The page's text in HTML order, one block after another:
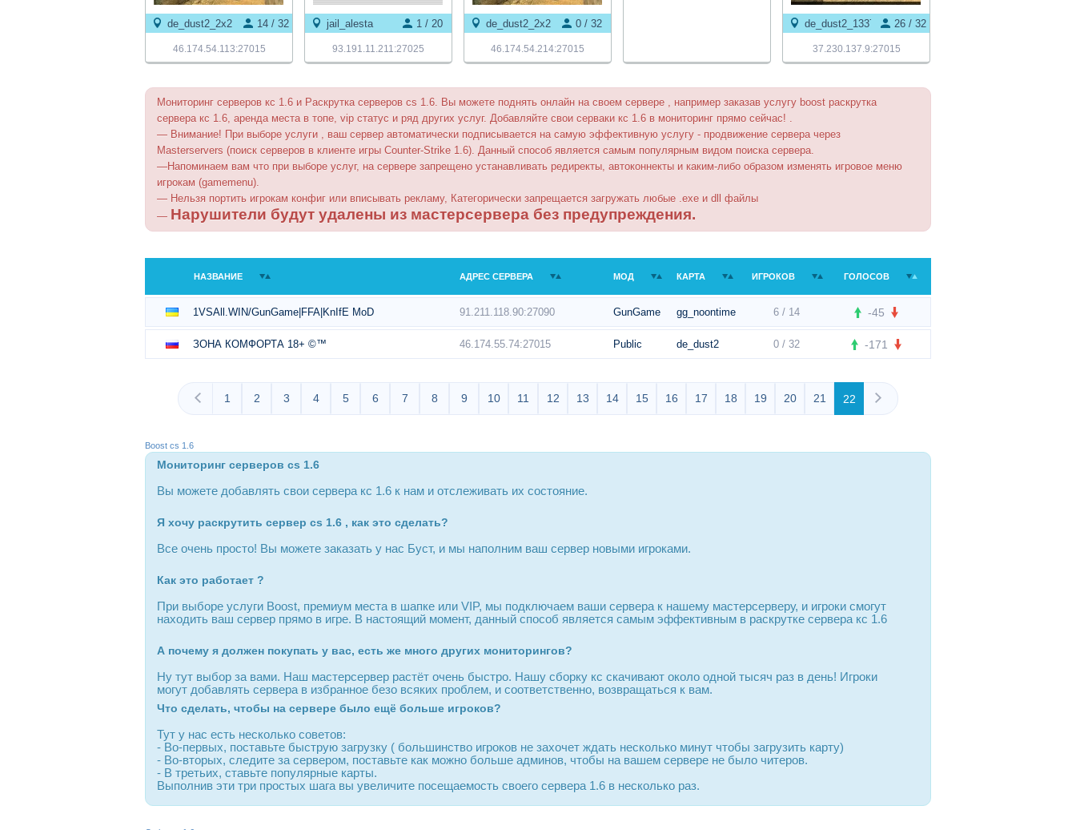
14 / 32
de_dust2_2x2
46.174.54.113:27015
1 / 20
jail_alesta
93.191.11.211:27025
0 / 32
de_dust2_2x2
46.174.54.214:27015
26 / 32
de_dust2_1337
37.230.137.9:27015
Мониторинг серверов кс 1.6 и Раскрутка серверов cs 1.6. Вы можете поднять онлайн на своем сервере , например заказав услугу boost раскрутка
сервера кс 1.6, аренда места в топе, vip статус и ряд других услуг. Добавляйте свои серваки кс 1.6 в мониторинг прямо сейчас! .
— Внимание! При выборе услуги , ваш сервер автоматически подписывается на самую эффективную услугу - продвижение сервера через
Masterservers (поиск серверов в клиенте игры Counter-Strike 1.6). Данный способ является самым популярным видом поиска сервера.
—Напоминаем вам что при выборе услуг, на сервере запрещено устанавливать редиректы, автоконнекты и каким-либо образом изменять игровое меню
игрокам (gamemenu).
— Нельзя портить игрокам конфиг или вписывать рекламу, Категорически запрещается загружать любые .exe и dll файлы
— Нарушители будут удалены из мастерсервера без предупреждения.
НАЗВАНИЕ АДРЕС СЕРВЕРА МОД КАРТА ИГРОКОВ ГОЛОСОВ
1VSAll.WIN/GunGame|FFA|KnIfE MoD 91.211.118.90:27090 GunGame gg_noontime 6 / 14 -45
ЗОНА КОМФОРТА 18+ ©™ 46.174.55.74:27015 Public de_dust2 0 / 32 -171
1 2 3 4 5 6 7 8 9 10 11 12 13 14 15 16 17 18 19 20 21 22
Boost cs 1.6
Мониторинг серверов cs 1.6
Вы можете добавлять свои сервера кс 1.6 к нам и отслеживать их состояние.
Я хочу раскрутить сервер cs 1.6 , как это сделать?
Все очень просто! Вы можете заказать у нас Буст, и мы наполним ваш сервер новыми игроками.
Как это работает ?
При выборе услуги Boost, премиум места в шапке или VIP, мы подключаем ваши сервера к нашему мастерсерверу, и игроки смогут
находить ваш сервер прямо в игре. В настоящий момент, данный способ является самым эффективным в раскрутке сервера кс 1.6
А почему я должен покупать у вас, есть же много других мониторингов?
Ну тут выбор за вами. Наш мастерсервер растёт очень быстро. Нашу сборку кс скачивают около одной тысяч раз в день! Игроки
могут добавлять сервера в избранное безо всяких проблем, и соответственно, возвращаться к вам.
Что сделать, чтобы на сервере было ещё больше игроков?
Тут у нас есть несколько советов:
- Во-первых, поставьте быструю загрузку ( большинство игроков не захочет ждать несколько минут чтобы загрузить карту)
- Во-вторых, следите за сервером, поставьте как можно больше админов, чтобы на вашем сервере не было читеров.
- В третьих, ставьте популярные карты.
Выполнив эти три простых шага вы увеличите посещаемость своего сервера 1.6 в несколько раз.